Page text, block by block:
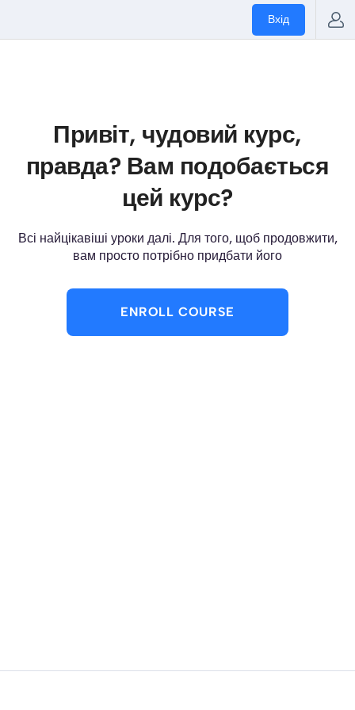
Вхід
Привіт, чудовий курс,
правда? Вам подобається
цей курс?
Всі найцікавіші уроки далі. Для того, щоб продовжити,
вам просто потрібно придбати його
ENROLL COURSE